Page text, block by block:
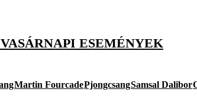
ESEMÉNYEK
Martin FourcadePjongcsangSamsal Dalibor